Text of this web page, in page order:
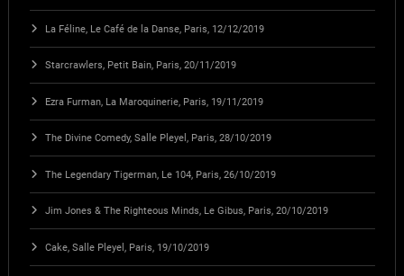
La Féline, Le Café de la Danse, Paris, 12/12/2019
Starcrawlers, Petit Bain, Paris, 20/11/2019
Ezra Furman, La Maroquinerie, Paris, 19/11/2019
The Divine Comedy, Salle Pleyel, Paris, 28/10/2019
The Legendary Tigerman, Le 104, Paris, 26/10/2019
Jim Jones & The Righteous Minds, Le Gibus, Paris, 20/10/2019
Cake, Salle Pleyel, Paris, 19/10/2019